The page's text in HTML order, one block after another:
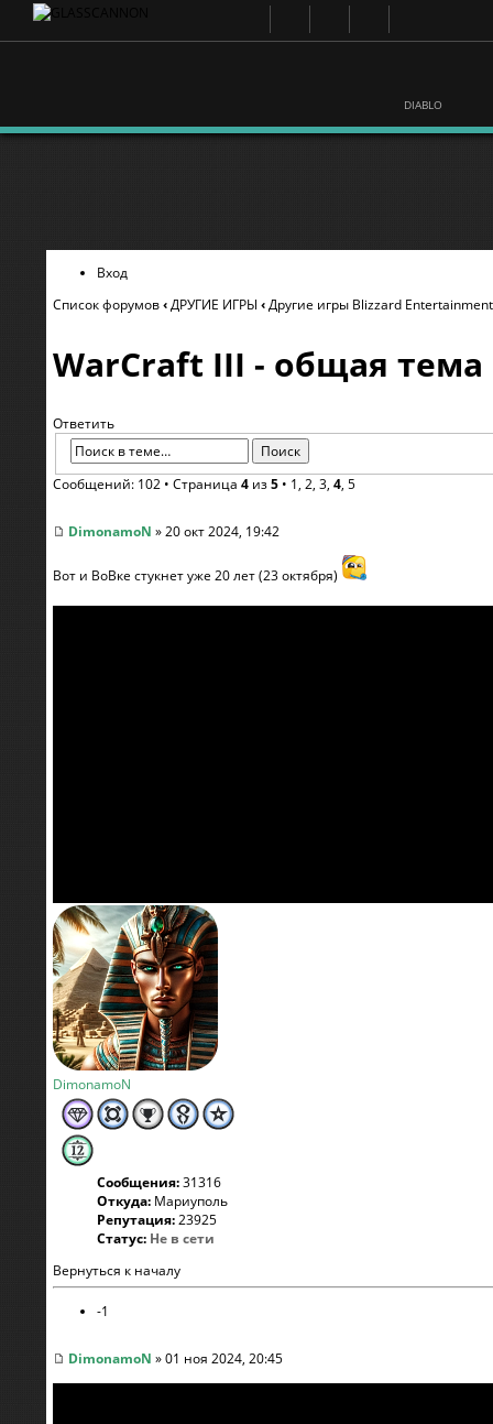
DIABLO
Вход
Список форумов‹ДРУГИЕ ИГРЫ ‹Другие игры Blizzard Entertainment
WarCraft III - общая тема
Ответить
Сообщений: 102 • Страница 4 из5 • 1, 2, 3, 4, 5
DimonamoN » 20 окт 2024, 19:42
Вот и ВоВке стукнет уже 20 лет (23 октября)
DimonamoN
Сообщения:31316
Откуда: Мариуполь
Репутация:23925
Статус: Не в сети
Вернуться к началу
-1
DimonamoN » 01 ноя 2024, 20:45